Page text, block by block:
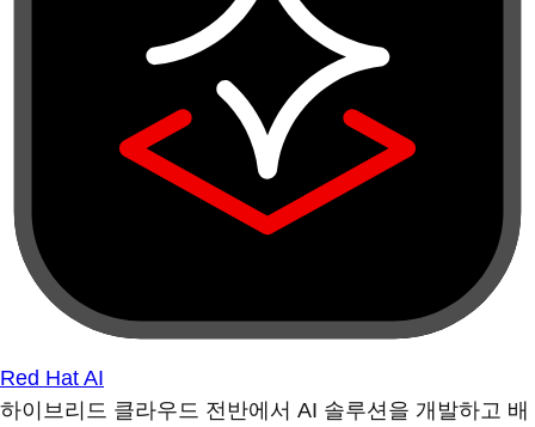
Red Hat AI
하이브리드 클라우드 전반에서 AI 솔루션을 개발하고 배